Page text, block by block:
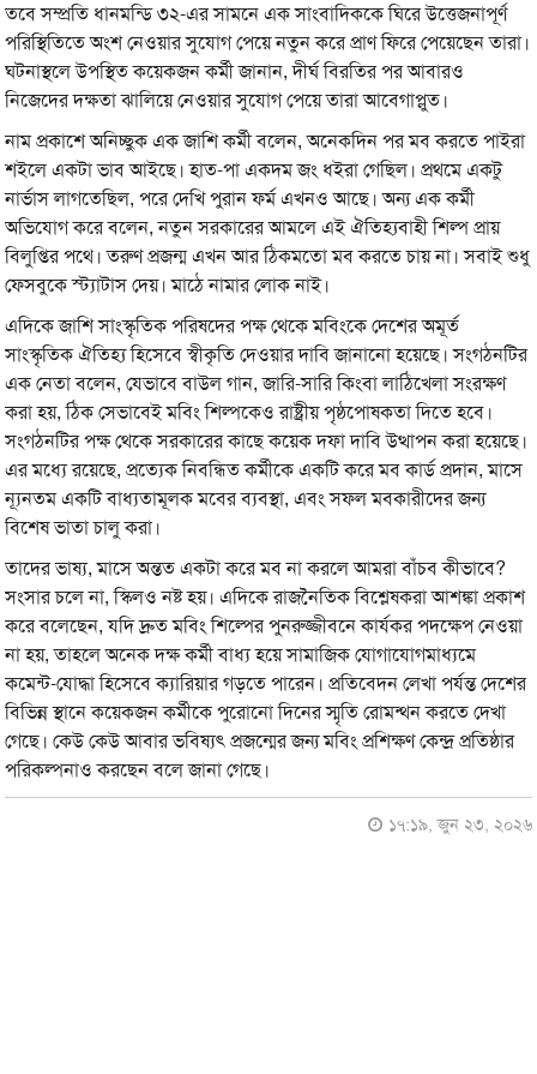
তবে সম্প্রতি ধানমন্ডি ৩২-এর সামনে এক সাংবাদিককে ঘিরে উত্তেজনাপূর্ণ
পরিস্থিতিতে অংশ নেওয়ার সুযোগ পেয়ে নতুন করে প্রাণ ফিরে পেয়েছেন তারা।
ঘটনাস্থলে উপস্থিত কয়েকজন কর্মী জানান, দীর্ঘ বিরতির পর আবারও
নিজেদের দক্ষতা ঝালিয়ে নেওয়ার সুযোগ পেয়ে তারা আবেগাপ্লুত।
নাম প্রকাশে অনিচ্ছুক এক জাশি কর্মী বলেন, অনেকদিন পর মব করতে পাইরা
শইলে একটা ভাব আইছে। হাত-পা একদম জং ধইরা গেছিল। প্রথমে একটু
নার্ভাস লাগতেছিল, পরে দেখি পুরান ফর্ম এখনও আছে। অন্য এক কর্মী
অভিযোগ করে বলেন, নতুন সরকারের আমলে এই ঐতিহ্যবাহী শিল্প প্রায়
বিলুপ্তির পথে। তরুণ প্রজন্ম এখন আর ঠিকমতো মব করতে চায় না। সবাই শুধু
ফেসবুকে স্ট্যাটাস দেয়। মাঠে নামার লোক নাই।
এদিকে জাশি সাংস্কৃতিক পরিষদের পক্ষ থেকে মবিংকে দেশের অমূর্ত
সাংস্কৃতিক ঐতিহ্য হিসেবে স্বীকৃতি দেওয়ার দাবি জানানো হয়েছে। সংগঠনটির
এক নেতা বলেন, যেভাবে বাউল গান, জারি-সারি কিংবা লাঠিখেলা সংরক্ষণ
করা হয়, ঠিক সেভাবেই মবিং শিল্পকেও রাষ্ট্রীয় পৃষ্ঠপোষকতা দিতে হবে।
সংগঠনটির পক্ষ থেকে সরকারের কাছে কয়েক দফা দাবি উত্থাপন করা হয়েছে।
এর মধ্যে রয়েছে, প্রত্যেক নিবন্ধিত কর্মীকে একটি করে মব কার্ড প্রদান, মাসে
ন্যূনতম একটি বাধ্যতামূলক মবের ব্যবস্থা, এবং সফল মবকারীদের জন্য
বিশেষ ভাতা চালু করা।
তাদের ভাষ্য, মাসে অন্তত একটা করে মব না করলে আমরা বাঁচব কীভাবে?
সংসার চলে না, স্কিলও নষ্ট হয়। এদিকে রাজনৈতিক বিশ্লেষকরা আশঙ্কা প্রকাশ
করে বলেছেন, যদি দ্রুত মবিং শিল্পের পুনরুজ্জীবনে কার্যকর পদক্ষেপ নেওয়া
না হয়, তাহলে অনেক দক্ষ কর্মী বাধ্য হয়ে সামাজিক যোগাযোগমাধ্যমে
কমেন্ট-যোদ্ধা হিসেবে ক্যারিয়ার গড়তে পারেন। প্রতিবেদন লেখা পর্যন্ত দেশের
বিভিন্ন স্থানে কয়েকজন কর্মীকে পুরোনো দিনের স্মৃতি রোমন্থন করতে দেখা
গেছে। কেউ কেউ আবার ভবিষ্যৎ প্রজন্মের জন্য মবিং প্রশিক্ষণ কেন্দ্র প্রতিষ্ঠার
পরিকল্পনাও করছেন বলে জানা গেছে।
১৭:১৯, জুন ২৩, ২০২৬